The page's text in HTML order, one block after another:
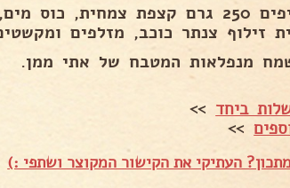
מקציפים 250 גרם קצפת צמחית,
זילוף צנתר כוכב, מזלפים
מנפלאות המטבח של אתי ממן.
ביחד >>
>>
העתיקי את הקישור המקוצר ושתפי :)